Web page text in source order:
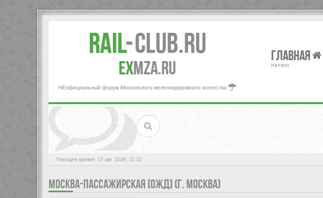
Rail-Club.RU
exMZA.RU
НЕофициальный форум Московского железнодорожного агентства
Главная
Начало
Текущее время: 07 авг 2026, 11:10
МОСКВА-ПАССАЖИРСКАЯ [ОЖД] (Г. МОСКВА)